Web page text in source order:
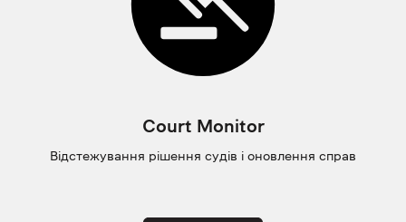
Court Monitor
Відстежування рішення судів і оновлення справ